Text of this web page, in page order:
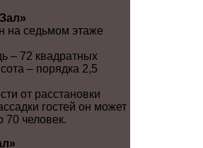
на седьмом этаже
– 72 квадратных
– порядка 2,5
от расстановки
гостей он может
70 человек.